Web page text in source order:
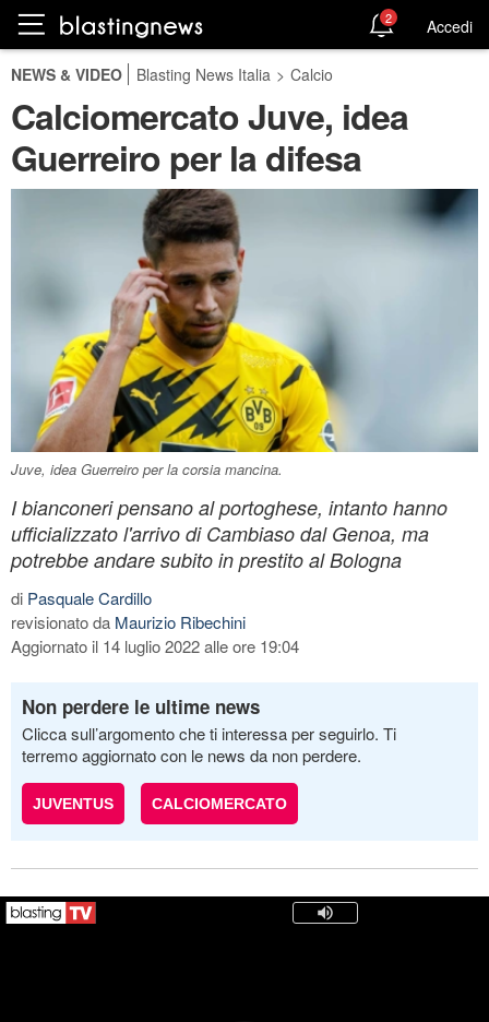
2 Accedi
NEWS & VIDEO Blasting News Italia > Calcio
Calciomercato Juve, idea
Guerreiro per la difesa
Juve, idea Guerreiro per la corsia mancina.
I bianconeri pensano al portoghese, intanto hanno
ufficializzato l'arrivo di Cambiaso dal Genoa, ma
potrebbe andare subito in prestito al Bologna
di Pasquale Cardillo
revisionato da Maurizio Ribechini
Aggiornato il 14 luglio 2022 alle ore 19:04
Non perdere le ultime news
Clicca sull’argomento che ti interessa per seguirlo. Ti
terremo aggiornato con le news da non perdere.
JUVENTUS CALCIOMERCATO